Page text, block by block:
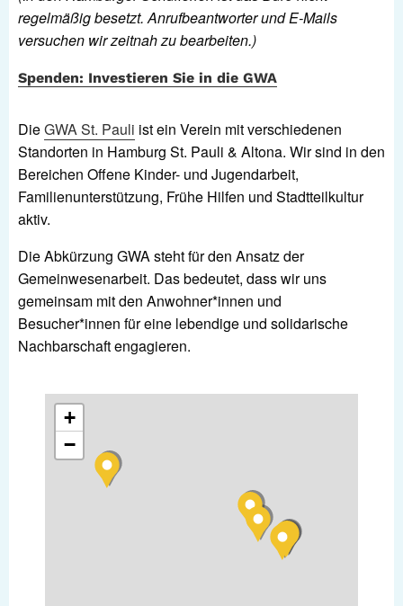
regelmäßig besetzt. Anrufbeantworter und E-Mails
versuchen wir zeitnah zu bearbeiten.)
Spenden: Investieren Sie in die GWA
DieGWA St. Pauli ist ein Verein mit verschiedenen
Standorten in Hamburg St. Pauli & Altona. Wir sind in den
Bereichen Offene Kinder- und Jugendarbeit,
Familienunterstützung, Frühe Hilfen und Stadtteilkultur
aktiv.
Die Abkürzung GWA steht für den Ansatz der
Gemeinwesenarbeit. Das bedeutet, dass wir uns
gemeinsam mit den Anwohner*innen und
Besucher*innen für eine lebendige und solidarische
Nachbarschaft engagieren.
+
−